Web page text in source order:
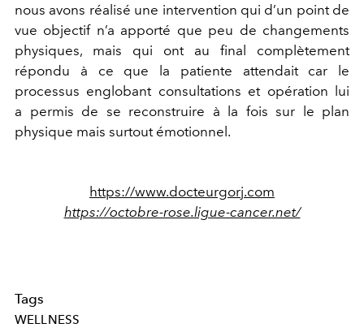
nous avons réalisé une intervention qui d’un point de
vue objectif n’a apporté que peu de changements
physiques, mais qui ont au final complètement
répondu à ce que la patiente attendait car le
processus englobant consultations et opération lui
a permis de se reconstruire à la fois sur le plan
physique mais surtout émotionnel.
https://www.docteurgorj.com
https://octobre-rose.ligue-cancer.net/
Tags
WELLNESS